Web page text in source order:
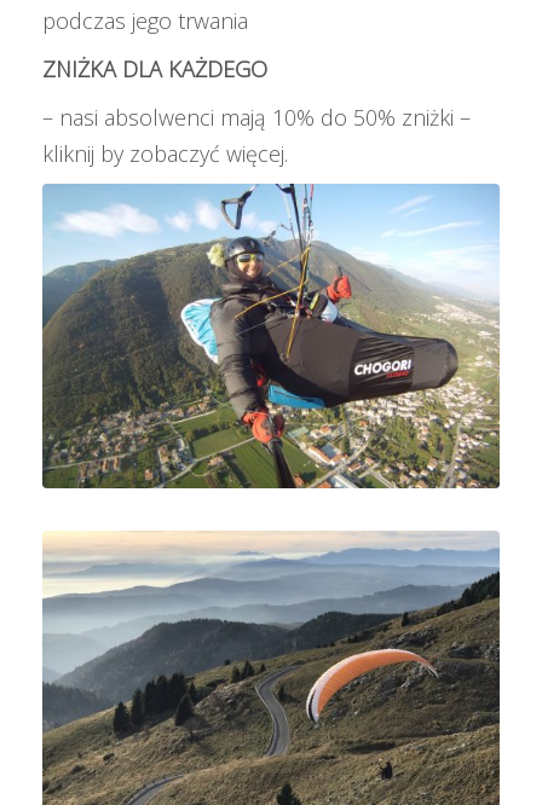
podczas jego trwania
ZNIŻKA DLA KAŻDEGO
– nasi absolwenci mają 10% do 50% zniżki –
kliknij by zobaczyć więcej.